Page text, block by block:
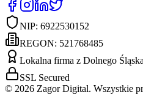
NIP: 6922530152
REGON: 521768485
Lokalna firma z Dolnego Śląska
SSL Secured
© 2026 Zagor Digital. Wszystkie